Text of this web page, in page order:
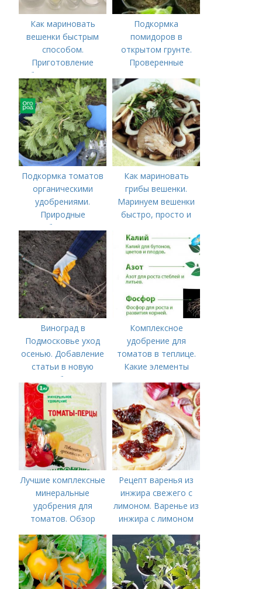
Как мариновать
вешенки быстрым
способом.
Приготовление
блюда по шагам:
Подкормка
помидоров в
открытом грунте.
Проверенные
минеральные
удобрения
Подкормка томатов
органическими
удобрениями.
Природные
удобрения для
подкормки "по листу"
Как мариновать
грибы вешенки.
Маринуем вешенки
быстро, просто и
Виноград в
Подмосковье уход
осенью. Добавление
статьи в новую
подборку
Комплексное
удобрение для
томатов в теплице.
Какие элементы
особенности их
внесения
Лучшие комплексные
минеральные
удобрения для
томатов. Обзор
удобрений для
томатов: правила
внесения в почву
Рецепт варенья из
инжира свежего с
лимоном. Варенье из
инжира с лимоном